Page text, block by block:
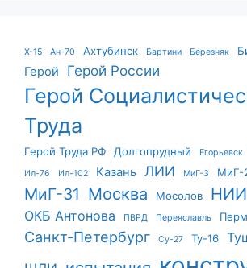
X-15 Ан-70 Ахтубинск Бартини Березняк
Герой Герой России
Герой
Труда
Герой Труда РФ Долгопрудный Егорьевск
Ил-76
Ил-102 Казань ЛИИ МиГ-3 МиГ-
МиГ-31 Москва Мосолов
ОКБ Антонова ПВРД Переяславль
Санкт-Петербург Су-27 Ту-16